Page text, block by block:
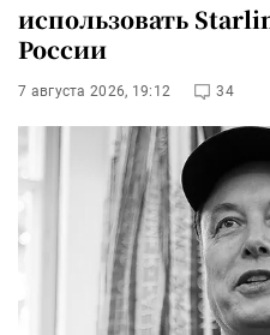
использовать
России
7 августа 2026, 19:12 34